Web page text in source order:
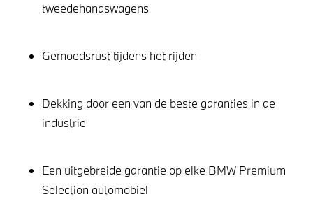
tweedehandswagens
Gemoedsrust tijdens het rijden
Dekking door een van de beste garanties in de
industrie
Een uitgebreide garantie op elke BMW Premium
Selection automobiel